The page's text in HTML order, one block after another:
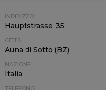
INDIRIZZO:
Hauptstrasse, 35
CITTÀ:
Auna di Sotto (BZ)
NAZIONE
Italia
TELEFONO